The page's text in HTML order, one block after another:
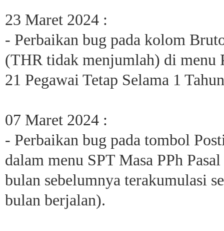
23 Maret 2024 :
- Perbaikan bug pada kolom
(THR tidak menjumlah) di menu
21 Pegawai Tetap Selama 1
07 Maret 2024 :
- Perbaikan bug pada tombol
dalam menu SPT Masa PPh
bulan sebelumnya terakumulasi
bulan berjalan).